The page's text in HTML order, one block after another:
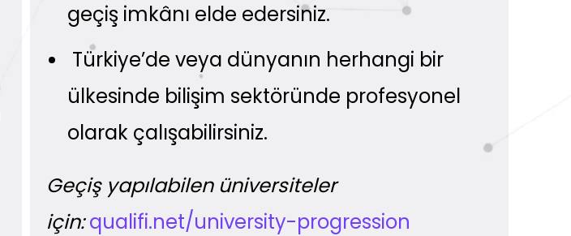
geçiş imkânı elde edersiniz.
Türkiye’de veya dünyanın herhangi bir
ülkesinde bilişim sektöründe profesyonel
olarak çalışabilirsiniz.
Geçiş yapılabilen üniversiteler
için: qualifi.net/university-progression